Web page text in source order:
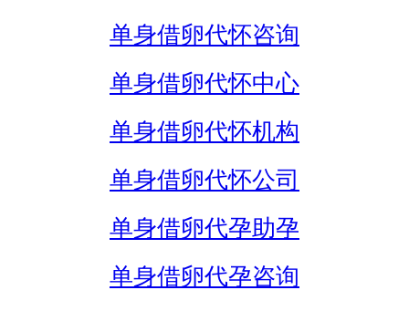
单身借卵代怀咨询
单身借卵代怀中心
单身借卵代怀机构
单身借卵代怀公司
单身借卵代孕助孕
单身借卵代孕咨询